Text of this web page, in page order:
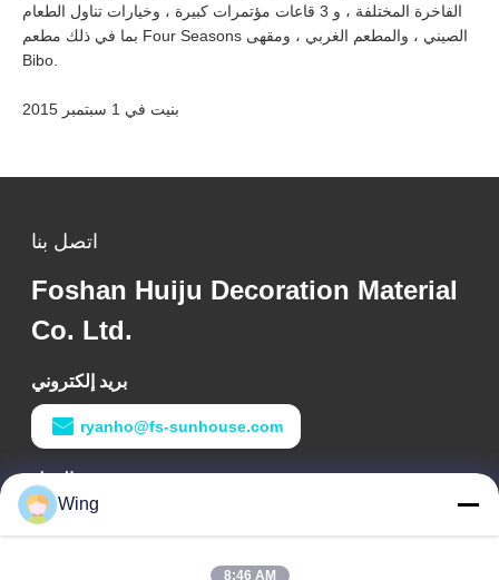
الفاخرة المختلفة ، و 3 قاعات مؤتمرات كبيرة ، وخيارات تناول الطعام
بما في ذلك مطعم Four Seasons الصيني ، والمطعم الغربي ، ومقهى
Bibo.
بنيت في 1 سبتمبر 2015
اتصل بنا
Foshan Huiju Decoration Material
Co. Ltd.
بريد إلكتروني
ryanho@fs-sunhouse.com
وقت العمل
9:00-18:00
Wing
8:46 AM